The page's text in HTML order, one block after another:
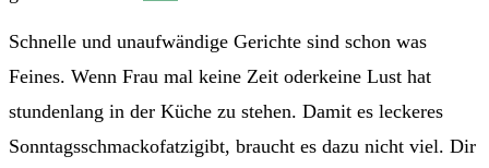
Schnelle und unaufwändige Gerichte sind schon was
Feines. Wenn Frau mal keine Zeit oderkeine Lust hat
stundenlang in der Küche zu stehen. Damit es leckeres
Sonntagsschmackofatzigibt, braucht es dazu nicht viel. Dir